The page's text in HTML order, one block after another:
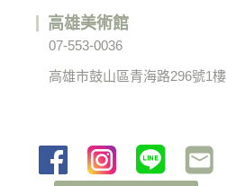
高雄美術館
07-553-0036
高雄市鼓山區青海路296號1樓